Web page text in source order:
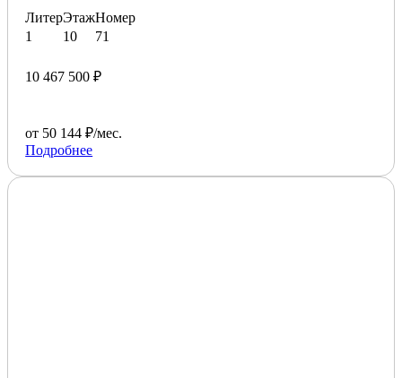
Литер
1
Этаж
10
Номер
71
10 467 500 ₽
от 50 144 ₽/мес.
Подробнее